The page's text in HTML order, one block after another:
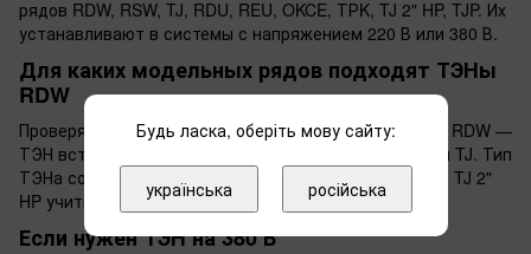
рядов RDW, RSW, TJ, RDU, REU, OKCE, ТРK, TJ 2" HP, TJP. Их
устанавливают в системы с напряжением 220 В или 380 В.
Для каких модельных рядов подходят ТЭНы
RDW
Проверяйте маркировку на вашем бойлере. Если ряд RDW —
ТЭН вставляется без доработок. То же для RSW или TJ. Тип
ТЭНа соответствует конструкции бака этих серий. В TJ 2"
HP учитывайте увеличенную резьбу.
Если нужен ТЭН на 380 В
Будь ласка, оберіть мову сайту:
українська російська